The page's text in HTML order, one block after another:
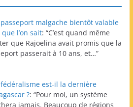
passeport malgache bientôt valable
l’on sait: “C’est quand même
que Rajoelina avait promis que la
passerait à 10 ans, et…”
fédéralisme est-il la dernière
?: “Pour moi, un système
jamais. Beaucoup de régions